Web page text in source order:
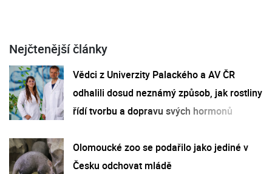
Nejčtenější články
Vědci z Univerzity Palackého a AV ČR
odhalili dosud neznámý způsob, jak rostliny
řídí tvorbu a dopravu svých hormonů
Olomoucké zoo se podařilo jako jediné v
Česku odchovat mládě